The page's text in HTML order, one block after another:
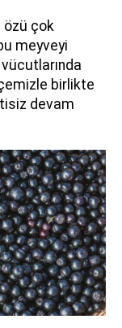
özü çok
meyveyi
birlikte
devam